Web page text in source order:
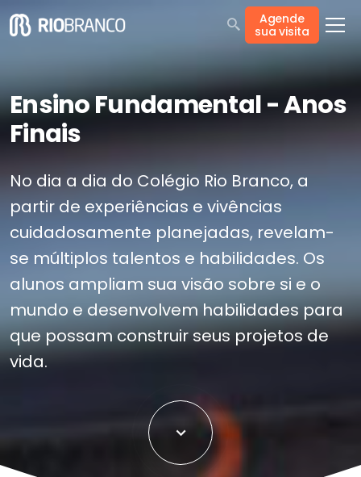
Agende
sua visita
Ensino Fundamental - Anos
Finais
No dia a dia do Colégio Rio Branco, a
partir de experiências e vivências
cuidadosamente planejadas, revelam-
se múltiplos talentos e habilidades. Os
alunos ampliam sua visão sobre si e o
mundo e desenvolvem habilidades para
que possam construir seus projetos de
vida.